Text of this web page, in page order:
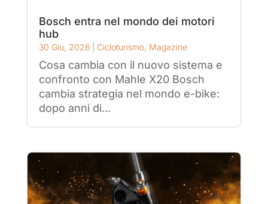
Bosch entra nel mondo dei motori
hub
30 Giu, 2026| Cicloturismo, Magazine
Cosa cambia con il nuovo sistema e
confronto con Mahle X20 Bosch
cambia strategia nel mondo e-bike:
dopo anni di...